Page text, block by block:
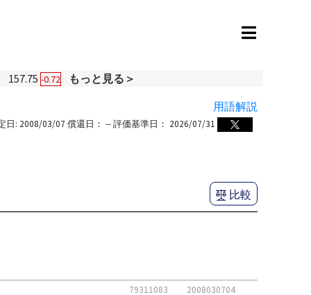
157.75 -0.72
もっと見る＞
用語解説
日: 2008/03/07 償還日： -- 評価基準日： 2026/07/31
比較
79311083 2008030704